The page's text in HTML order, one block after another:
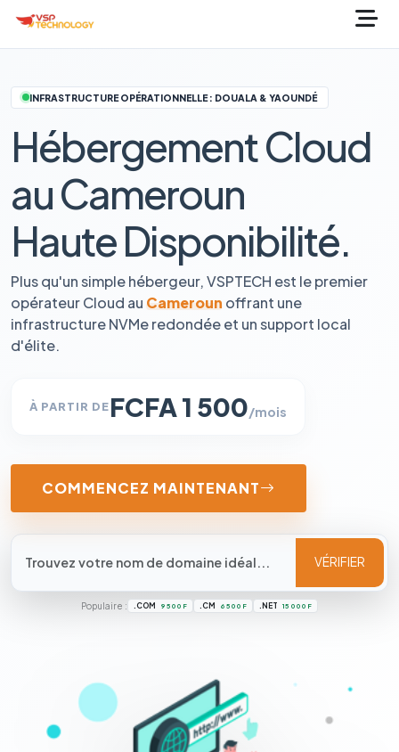
INFRASTRUCTURE OPÉRATIONNELLE : DOUALA & YAOUNDÉ
Hébergement Cloud
au Cameroun
Haute Disponibilité.
Plus qu'un simple hébergeur, VSPTECH est le premier
opérateur Cloud au Cameroun offrant une
infrastructure NVMe redondée et un support local
d'élite.
À PARTIR DEFCFA 1 500/mois
COMMENCEZ MAINTENANT
VÉRIFIER
Populaire : .COM 9 500 F .CM 6 500 F .NET 15 000 F